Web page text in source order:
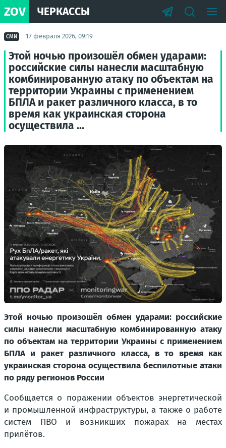
ZOV ЧЕРКАССЫ
СМИ 17 февраля 2026, 09:19
Этой ночью произошёл обмен ударами:
российские силы нанесли масштабную
комбинированную атаку по объектам на
территории Украины с применением
БПЛА и ракет различного класса, в то
время как украинская сторона
осуществила ...
Этой ночью произошёл обмен ударами: российские
силы нанесли масштабную комбинированную атаку
по объектам на территории Украины с применением
БПЛА и ракет различного класса, в то время как
украинская сторона осуществила беспилотные атаки
по ряду регионов России
Сообщается о поражении объектов энергетической
и промышленной инфраструктуры, а также о работе
систем ПВО и возникших пожарах на местах
прилётов.